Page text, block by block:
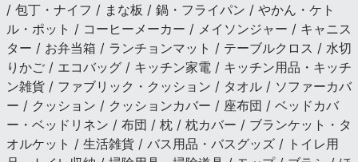
/ 包丁・ナイフ / まな板 / 鍋・フライパン / やかん・ケト
ル・ポット / コーヒーメーカー / メイソンジャー / キャニス
ター / お弁当箱 / ランチョンマット / テーブルクロス / 水切
りかご / エコバッグ / キッチン家電 / キッチン用品・キッチ
ン雑貨 / ファブリック・クッション / タオル / ソファーカバ
ー / クッション / クッションカバー / 座布団 / ベッドカバ
ー・ベッドリネン / 布団 / 枕 / 枕カバー / ブランケット・タ
オルケット / 生活雑貨 / バス用品・バスグッズ / トイレ用